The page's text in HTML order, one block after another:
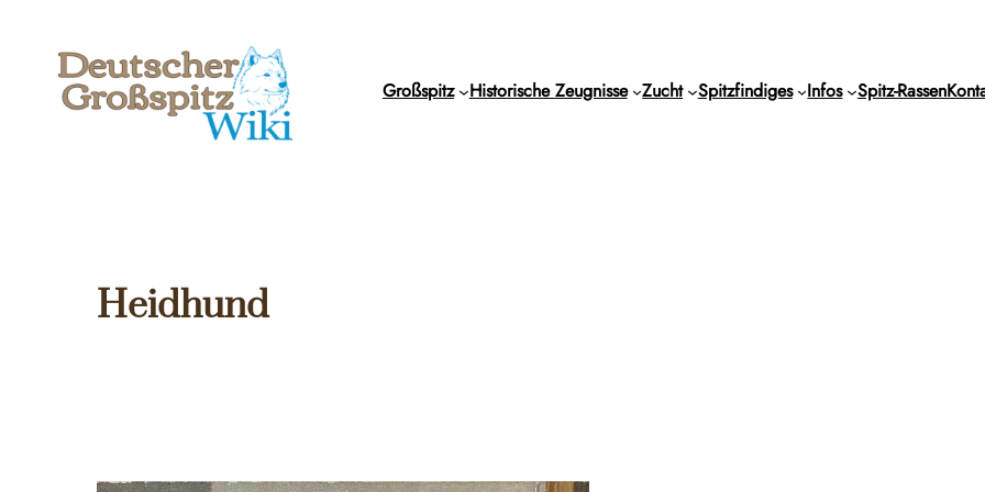
Inhalt
springen
Großspitz Historische Zeugnisse Zucht Spitzfindiges Infos Spitz-Rassen
Heidhund